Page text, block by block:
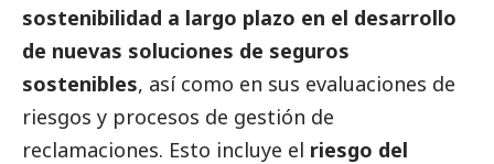
sostenibilidad a largo plazo en el desarrollo
de nuevas soluciones de seguros
sostenibles, así como en sus evaluaciones de
riesgos y procesos de gestión de
reclamaciones. Esto incluye el riesgo del